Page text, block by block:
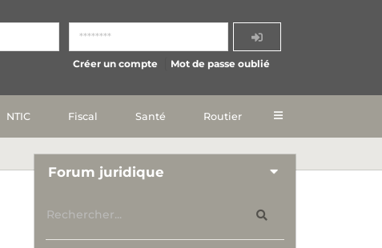
Créer un compte Mot de passe oublié
NTIC Fiscal Santé Routier
Forum juridique